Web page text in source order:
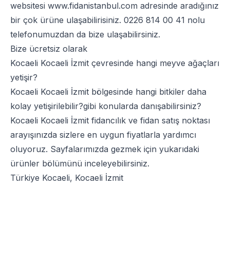
websitesi www.fidanistanbul.com adresinde aradığınız
bir çok ürüne ulaşabilirisiniz. 0226 814 00 41 nolu
telefonumuzdan da bize ulaşabilirsiniz.
Bize ücretsiz olarak
Kocaeli Kocaeli İzmit çevresinde hangi meyve ağaçları
yetişir?
Kocaeli Kocaeli İzmit bölgesinde hangi bitkiler daha
kolay yetişirilebilir?gibi konularda danışabilirsiniz?
Kocaeli Kocaeli İzmit fidancılık ve fidan satış noktası
arayışınızda sizlere en uygun fiyatlarla yardımcı
oluyoruz. Sayfalarımızda gezmek için yukarıdaki
ürünler bölümünü inceleyebilirsiniz.
Türkiye Kocaeli, Kocaeli İzmit